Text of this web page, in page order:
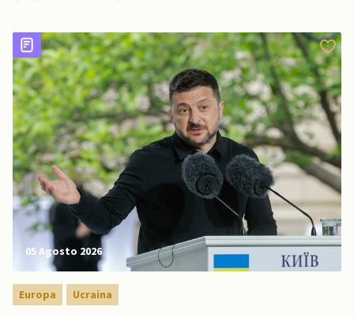
Nord
05 Agosto 2026
Europa Ucraina